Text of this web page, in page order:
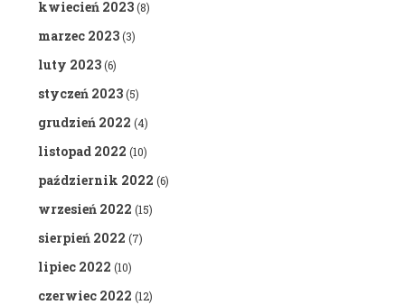
kwiecień 2023(8)
marzec 2023(3)
luty 2023(6)
styczeń 2023(5)
grudzień 2022 (4)
listopad 2022 (10)
październik 2022 (6)
wrzesień 2022 (15)
sierpień 2022 (7)
lipiec 2022 (10)
czerwiec 2022 (12)